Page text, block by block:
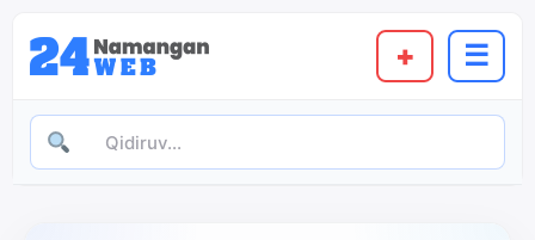
+ ☰